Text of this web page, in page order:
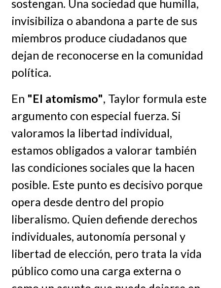
sostengan. Una sociedad que humilla,
invisibiliza o abandona a parte de sus
miembros produce ciudadanos que
dejan de reconocerse en la comunidad
política.
En "El atomismo", Taylor formula este
argumento con especial fuerza. Si
valoramos la libertad individual,
estamos obligados a valorar también
las condiciones sociales que la hacen
posible. Este punto es decisivo porque
opera desde dentro del propio
liberalismo. Quien defiende derechos
individuales, autonomía personal y
libertad de elección, pero trata la vida
público como una carga externa o